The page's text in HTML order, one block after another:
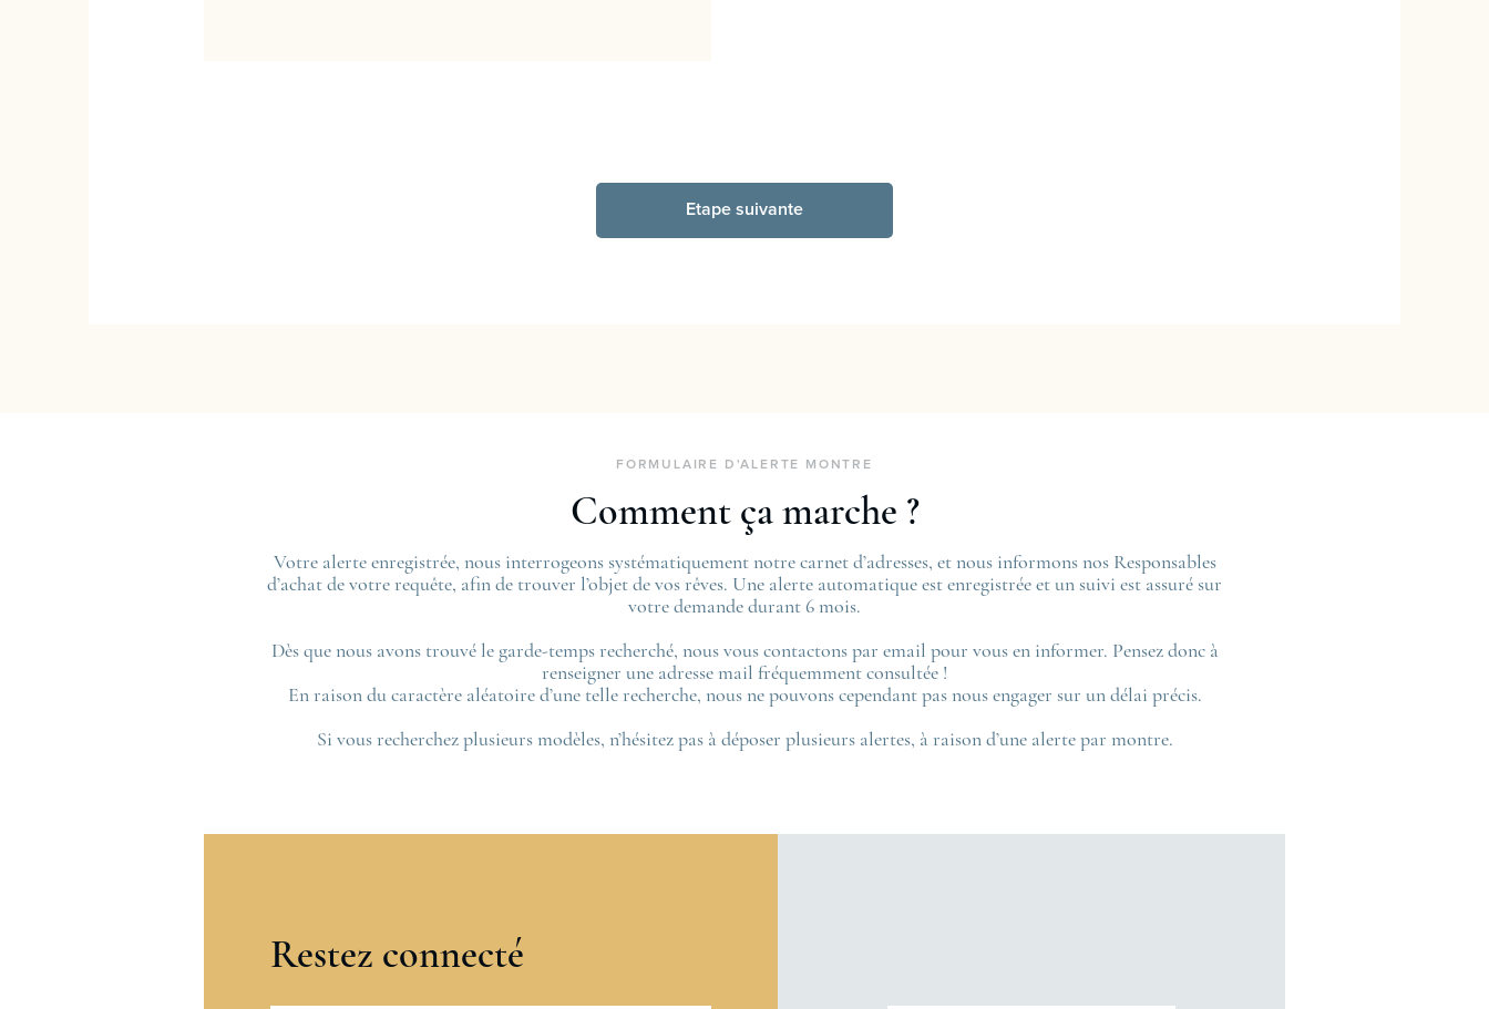
Etape suivante
FORMULAIRE D'ALERTE MONTRE
Comment ça marche ?
Votre alerte enregistrée, nous interrogeons systématiquement notre carnet d’adresses, et nous informons nos Responsables
d’achat de votre requête, afin de trouver l’objet de vos rêves. Une alerte automatique est enregistrée et un suivi est assuré sur
votre demande durant 6 mois.
Dès que nous avons trouvé le garde-temps recherché, nous vous contactons par email pour vous en informer. Pensez donc à
renseigner une adresse mail fréquemment consultée !
En raison du caractère aléatoire d’une telle recherche, nous ne pouvons cependant pas nous engager sur un délai précis.
Si vous recherchez plusieurs modèles, n’hésitez pas à déposer plusieurs alertes, à raison d’une alerte par montre.
Restez connecté